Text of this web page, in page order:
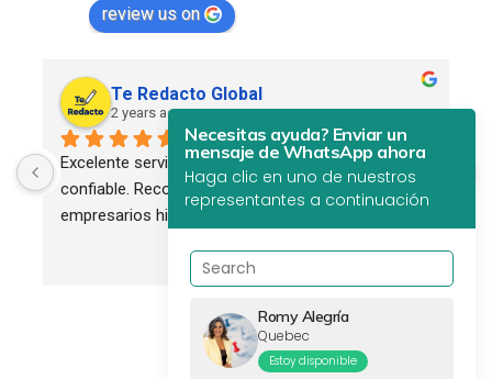
review us on
Te Redacto Global
2 years ago
Excelente servicio. Profesional, eficiente y
confiable. Recomendado para todos los
empresarios hispanos.
Necesitas ayuda? Enviar un
mensaje de WhatsApp ahora
Haga clic en uno de nuestros
representantes a continuación
Romy Alegría
Quebec
Estoy disponible